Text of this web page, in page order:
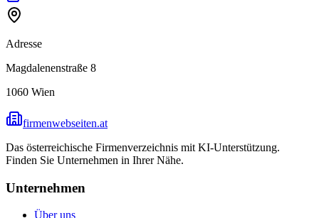
Adresse
Magdalenenstraße 8
1060 Wien
firmenwebseiten.at
Das österreichische Firmenverzeichnis mit KI-Unterstützung.
Finden Sie Unternehmen in Ihrer Nähe.
Unternehmen
Über uns